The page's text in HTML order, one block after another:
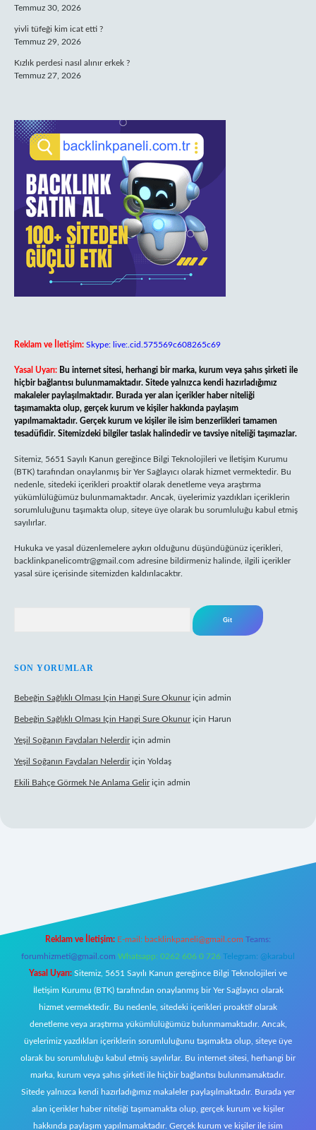
Temmuz 30, 2026
yivli tüfeği kim icat etti ?
Temmuz 29, 2026
Kızlık perdesi nasıl alınır erkek ?
Temmuz 27, 2026
Reklam ve İletişim: Skype: live:.cid.575569c608265c69
Yasal Uyarı: Bu internet sitesi, herhangi bir marka, kurum veya şahıs şirketi ile
hiçbir bağlantısı bulunmamaktadır. Sitede yalnızca kendi hazırladığımız
makaleler paylaşılmaktadır. Burada yer alan içerikler haber niteliği
taşımamakta olup, gerçek kurum ve kişiler hakkında paylaşım
yapılmamaktadır. Gerçek kurum ve kişiler ile isim benzerlikleri tamamen
tesadüfidir. Sitemizdeki bilgiler taslak halindedir ve tavsiye niteliği taşımazlar.
Sitemiz, 5651 Sayılı Kanun gereğince Bilgi Teknolojileri ve İletişim Kurumu
(BTK) tarafından onaylanmış bir Yer Sağlayıcı olarak hizmet vermektedir. Bu
nedenle, sitedeki içerikleri proaktif olarak denetleme veya araştırma
yükümlülüğümüz bulunmamaktadır. Ancak, üyelerimiz yazdıkları içeriklerin
sorumluluğunu taşımakta olup, siteye üye olarak bu sorumluluğu kabul etmiş
sayılırlar.
Hukuka ve yasal düzenlemelere aykırı olduğunu düşündüğünüz içerikleri,
backlinkpanelicomtr@gmail.com adresine bildirmeniz halinde, ilgili içerikler
yasal süre içerisinde sitemizden kaldırılacaktır.
SON YORUMLAR
Bebeğin Sağlıklı Olması Için Hangi Sure Okunuriçin admin
Bebeğin Sağlıklı Olması Için Hangi Sure Okunuriçin Harun
Yeşil Soğanın Faydaları Nelerdiriçin admin
Yeşil Soğanın Faydaları Nelerdiriçin Yoldaş
Ekili Bahçe Görmek Ne Anlama Geliriçin admin
Reklam ve İletişim: E-mail: backlinkpaneli@gmail.com Teams:
forumhizmeti@gmail.com Whatsapp: 0262 606 0 726 Telegram: @karabul
Yasal Uyarı: Sitemiz, 5651 Sayılı Kanun gereğince Bilgi Teknolojileri ve
İletişim Kurumu (BTK) tarafından onaylanmış bir Yer Sağlayıcı olarak
hizmet vermektedir. Bu nedenle, sitedeki içerikleri proaktif olarak
denetleme veya araştırma yükümlülüğümüz bulunmamaktadır. Ancak,
üyelerimiz yazdıkları içeriklerin sorumluluğunu taşımakta olup, siteye üye
olarak bu sorumluluğu kabul etmiş sayılırlar. Bu internet sitesi, herhangi bir
marka, kurum veya şahıs şirketi ile hiçbir bağlantısı bulunmamaktadır.
Sitede yalnızca kendi hazırladığımız makaleler paylaşılmaktadır. Burada yer
alan içerikler haber niteliği taşımamakta olup, gerçek kurum ve kişiler
hakkında paylaşım yapılmamaktadır. Gerçek kurum ve kişiler ile isim